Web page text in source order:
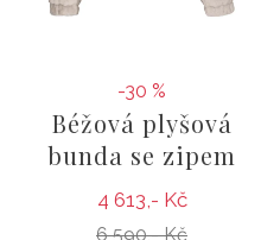
-30 %
Béžová plyšová
bunda se zipem
4 613,- Kč
6 590,- Kč